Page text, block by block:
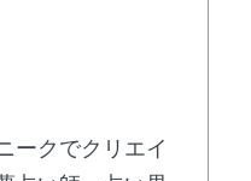
ークでクリエイ